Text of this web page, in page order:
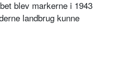
blev markerne i 1943
landbrug kunne